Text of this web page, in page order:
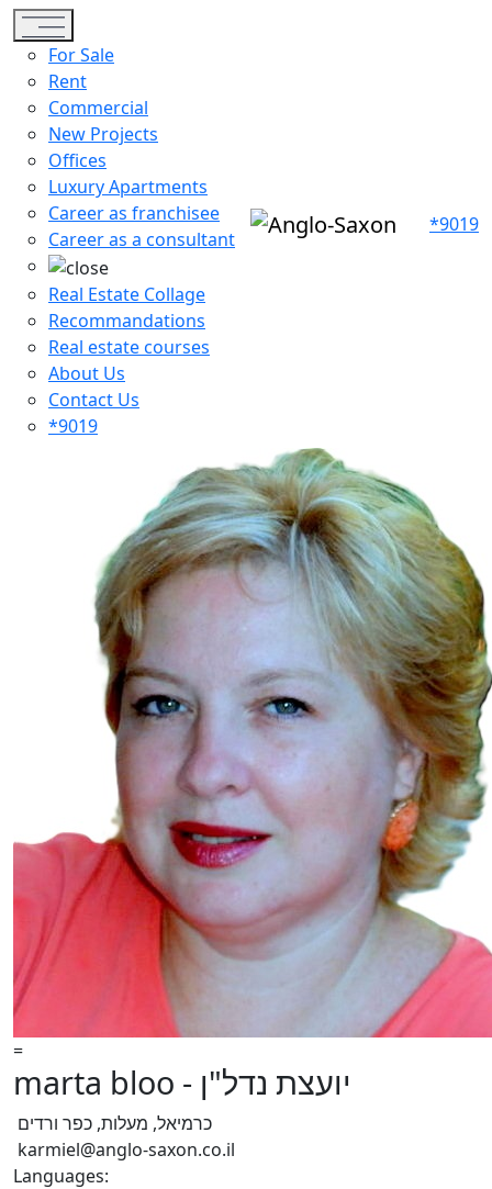
Toggle navigation
For Sale
Rent
Commercial
New Projects
Offices
Luxury Apartments
Career as franchisee
Career as a consultant
Real Estate Collage
Recommandations
Real estate courses
About Us
Contact Us
*9019
*9019
=
marta bloo - יועצת נדל"ן
כרמיאל, מעלות, כפר ורדים
karmiel@anglo-saxon.co.il
Languages: